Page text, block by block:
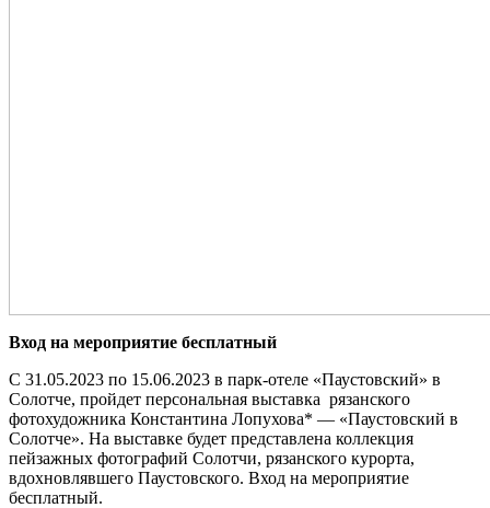
Вход на мероприятие бесплатный
С 31.05.2023 по 15.06.2023 в парк-отеле «Паустовский» в
Солотче, пройдет персональная выставка рязанского
фотохудожника Константина Лопухова* — «Паустовский в
Солотче». На выставке будет представлена коллекция
пейзажных фотографий Солотчи, рязанского курорта,
вдохновлявшего Паустовского. Вход на мероприятие
бесплатный.